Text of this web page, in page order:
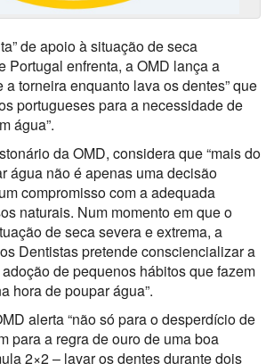
de apoio à situação de seca
Portugal enfrenta, a OMD lança a
a torneira enquanto lava os dentes” que
portugueses para a necessidade de
água”.
da OMD, considera que “mais do
água não é apenas uma decisão
compromisso com a adequada
naturais. Num momento em que o
de seca severa e extrema, a
Dentistas pretende consciencializar a
de pequenos hábitos que fazem
hora de poupar água”.
alerta “não só para o desperdício de
para a regra de ouro de uma boa
2×2 – lavar os dentes durante dois